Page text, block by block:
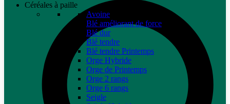
Céréales à paille
Avoine
Blé améliorant de force
Blé dur
Blé tendre
Blé tendre Printemps
Orge Hybride
Orge de Printemps
Orge 2 rangs
Orge 6 rangs
Seigle